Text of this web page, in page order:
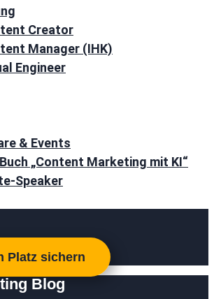
Creator
Manager (IHK)
Engineer
& Events
„Content Marketing mit KI“
Speaker
Platz sichern
Blog